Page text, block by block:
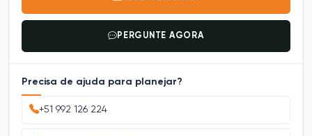
PERGUNTE AGORA
Precisa de ajuda para planejar?
+51 992 126 224